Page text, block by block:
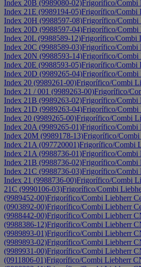
Index 20B (9989080-02)Frigorífico/Combi
Index 21E (9989194-05)Frigorífico/Combi
Index 20H (9988597-08)Frigorífico/Combi
Index 20D (9988597-04)Frigorífico/Combi
Index 20L (9988589-12)Frigorífico/Combi
Index 20C (9988589-03)Frigorífico/Combi
Index 20N (9988593-14)Frigorífico/Combi
Index 20E (9988593-05)Frigorífico/Combi
Index 20D (9989265-04)Frigorífico/Combi
Index 20 (9989261-00)Frigorífico/Combi
Index 21 / 001 (9989263-00)Frigorífico/
Index 21B (9989263-02)Frigorífico/Combi
Index 21D (9989263-04)Frigorífico/Combi
Index 20 (9989265-00)Frigorífico/Combi
Index 20A (9989265-01)Frigorífico/Combi
Index 20M (9989178-13)Frigorífico/
Index 21A (097720001)Frigorífico/Combi
Index 21A (9988736-01)Frigorífico/Combi
Index 21B (9988736-02)Frigorífico/Combi
Index 21C (9988736-03)Frigorífico/Combi
Index 21 (9988736-00)Frigorífico/Combi
21C (9990106-03)Frigorífico/Combi
(9989452-00)Frigorífico/Combi Liebherr
(0903892-00)Frigorífico/Combi Liebherr
(9988442-00)Frigorífico/Combi Liebherr
(9988386-12)Frigorífico/Combi Liebherr
(9989893-01)Frigorífico/Combi Liebherr
(9989893-02)Frigorífico/Combi Liebherr
(9989931-00)Frigorífico/Combi Liebherr
(0911806-01)Frigorífico/Combi Liebherr